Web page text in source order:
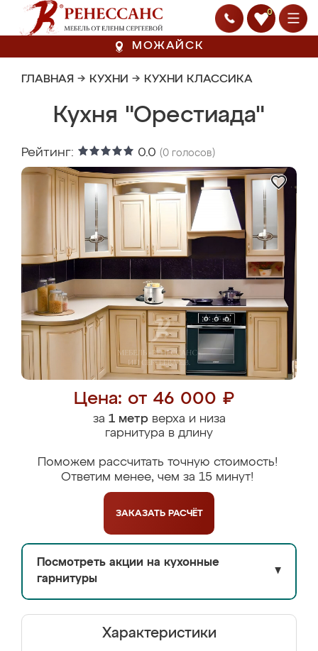
0
МОЖАЙСК
ГЛАВНАЯ → КУХНИ → КУХНИ КЛАССИКА
Кухня "Орестиада"
Рейтинг: 0.0 (0 голосов)
Цена: от 46 000 ₽
за 1 метрверха и низа
гарнитура в длину
Поможем рассчитать точную стоимость!
Ответим менее, чем за 15 минут!
ЗАКАЗАТЬ РАСЧЁТ
Посмотреть акции на кухонные
гарнитуры
▼
Характеристики